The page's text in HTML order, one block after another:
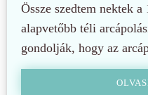
Össze szedtem nektek
alapvetőbb téli
gondolják, hogy az